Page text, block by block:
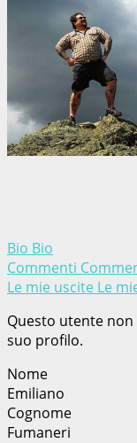
Bio Bio
Commenti
Le mie uscite Le
Questo utente
suo profilo.
Nome
Emiliano
Cognome
Fumaneri